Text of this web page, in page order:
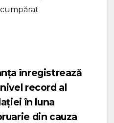
înregistrează
record al
în luna
din cauza